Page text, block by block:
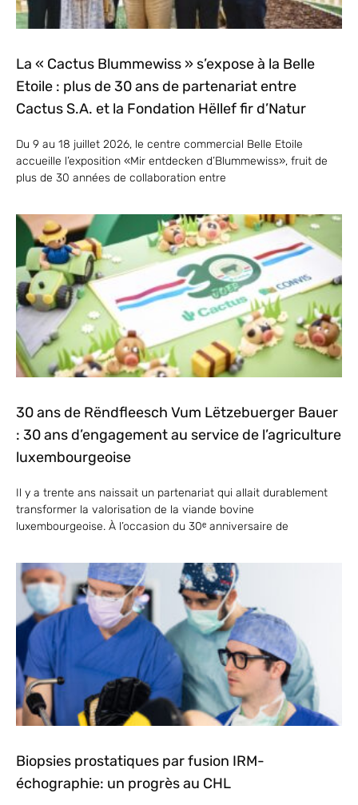
La « Cactus Blummewiss » s’expose à la Belle
Etoile : plus de 30 ans de partenariat entre
Cactus S.A. et la Fondation Hëllef fir d’Natur
Du 9 au 18 juillet 2026, le centre commercial Belle Etoile
accueille l’exposition «Mir entdecken d’Blummewiss», fruit de
plus de 30 années de collaboration entre
30 ans de Rëndfleesch Vum Lëtzebuerger Bauer
: 30 ans d’engagement au service de l’agriculture
luxembourgeoise
Il y a trente ans naissait un partenariat qui allait durablement
transformer la valorisation de la viande bovine
luxembourgeoise. À l’occasion du 30ᵉ anniversaire de
Biopsies prostatiques par fusion IRM-
échographie: un progrès au CHL